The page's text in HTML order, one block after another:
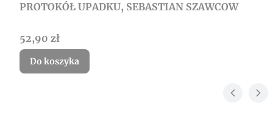
PROTOKÓŁ UPADKU, SEBASTIAN SZAWCOW
Cena
52,90 zł
Do koszyka